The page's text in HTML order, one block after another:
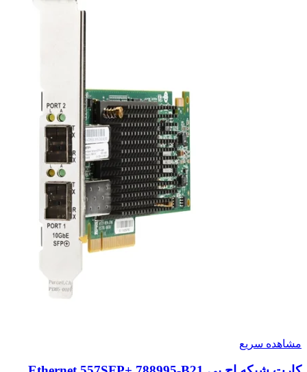
مشاهده سریع